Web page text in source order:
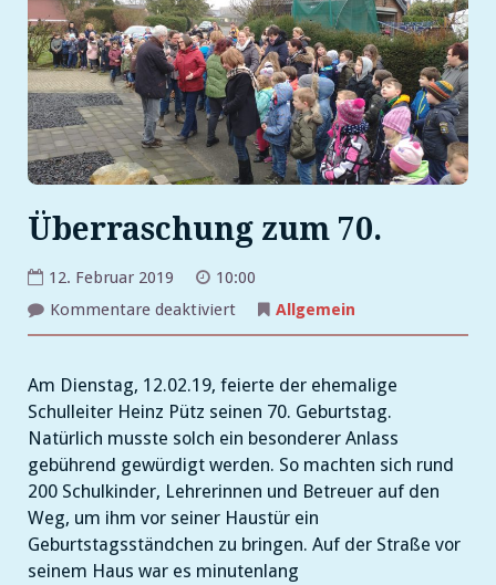
Überraschung zum 70.
12. Februar 2019
10:00
Kommentare deaktiviertfür
Überraschung
zum
Allgemein
Am Dienstag, 12.02.19, feierte der ehemalige
Schulleiter Heinz Pütz seinen 70. Geburtstag.
Natürlich musste solch ein besonderer Anlass
gebührend gewürdigt werden. So machten sich rund
200 Schulkinder, Lehrerinnen und Betreuer auf den
Weg, um ihm vor seiner Haustür ein
Geburtstagsständchen zu bringen. Auf der Straße vor
seinem Haus war es minutenlang